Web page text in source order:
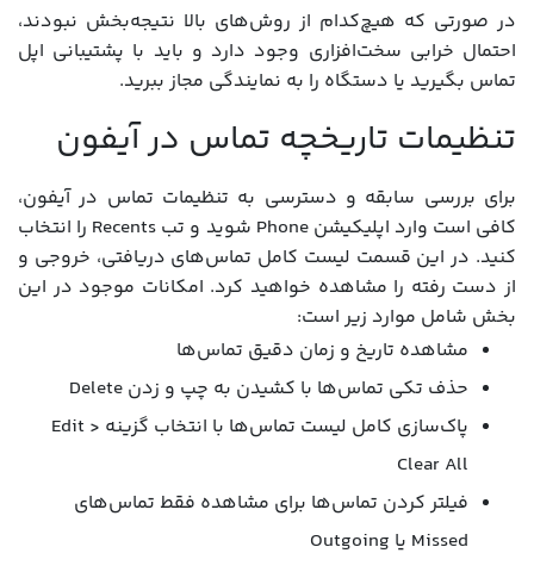
در صورتی که هیچ‌کدام از روش‌های بالا نتیجه‌بخش نبودند،
احتمال خرابی سخت‌افزاری وجود دارد و باید با پشتیبانی اپل
تماس بگیرید یا دستگاه را به نمایندگی مجاز ببرید.
تنظیمات تاریخچه تماس در آیفون
برای بررسی سابقه و دسترسی به تنظیمات تماس در آیفون،
کافی است وارد اپلیکیشن Phone شوید و تب Recents را انتخاب
کنید. در این قسمت لیست کامل تماس‌های دریافتی، خروجی و
از دست رفته را مشاهده خواهید کرد. امکانات موجود در این
بخش شامل موارد زیر است:
مشاهده تاریخ و زمان دقیق تماس‌ها
حذف تکی تماس‌ها با کشیدن به چپ و زدن Delete
پاک‌سازی کامل لیست تماس‌ها با انتخاب گزینه Edit >
Clear All
فیلتر کردن تماس‌ها برای مشاهده فقط تماس‌های
Missed یا Outgoing